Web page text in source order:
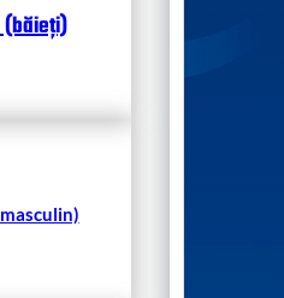
(băieți)